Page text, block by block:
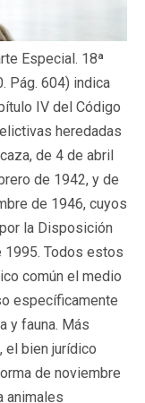
Especial. 18ª
Pág. 604) indica
IV del Código
heredadas
de 4 de abril
de 1942, y de
de 1946, cuyos
la Disposición
1995. Todos estos
común el medio
específicamente
y fauna. Más
el bien jurídico
de noviembre
animales